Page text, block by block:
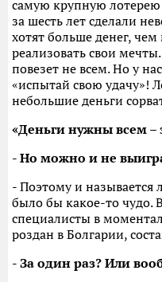
самую крупную лотерею
за шесть лет сделали
хотят больше денег,
реализовать свои
повезет не всем. Но у
«испытай свою удачу»!
небольшие деньги
«Деньги нужны всем –
- Но можно и не
- Поэтому и называется
было бы какое-то чудо.
специалисты в
роздан в Болгарии,
- За один раз? Или